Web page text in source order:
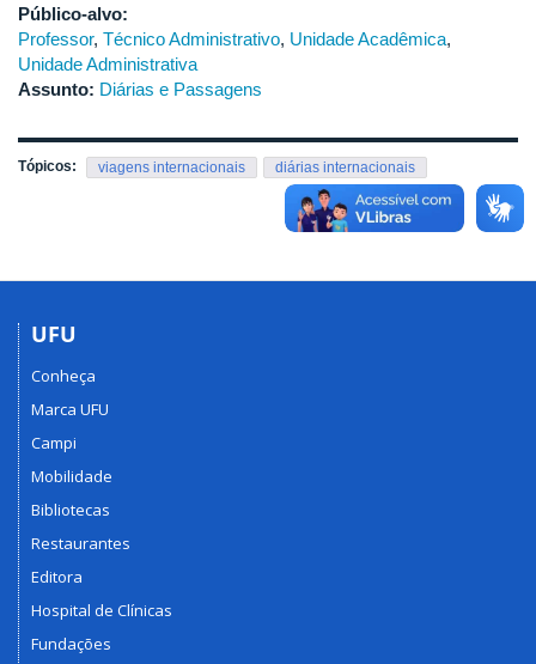
Público-alvo:
Professor, Técnico Administrativo, Unidade Acadêmica,
Unidade Administrativa
Assunto: Diárias e Passagens
Tópicos: viagens internacionais diárias internacionais
UFU
Conheça
Marca UFU
Campi
Mobilidade
Bibliotecas
Restaurantes
Editora
Hospital de Clínicas
Fundações